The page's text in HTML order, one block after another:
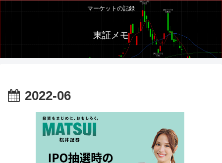
マーケットの記録
東証メモ
2022-06